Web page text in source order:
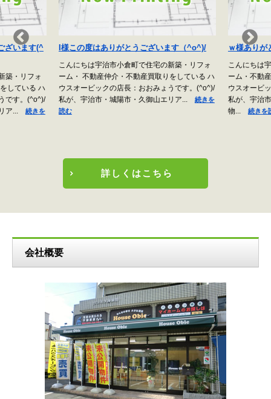
ざいます(^
築・リフォ
している ハ
です。(^o^)/
ア...
続きを
I様この度はありがとうございます（^o^)/
こんにちは宇治市小倉町で住宅の新築・リフォ
ーム・ 不動産仲介・不動産買取りをしている ハ
ウスオービックの店長：おおみょうです。(^o^)/
私が、宇治市・城陽市・久御山エリア...
続きを
読む
ｗ様ありが
こんにちは
ーム・不動
ウスオービ
私が、宇治
物...
続きを
詳しくはこちら
会社概要